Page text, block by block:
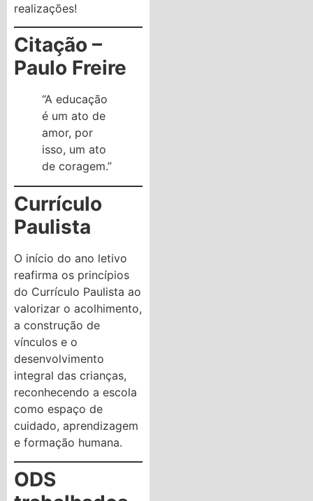
realizações!
Citação –
Paulo Freire
“A educação
é um ato de
amor, por
isso, um ato
de coragem.”
Currículo
Paulista
O início do ano letivo
reafirma os princípios
do Currículo Paulista ao
valorizar o acolhimento,
a construção de
vínculos e o
desenvolvimento
integral das crianças,
reconhecendo a escola
como espaço de
cuidado, aprendizagem
e formação humana.
ODS